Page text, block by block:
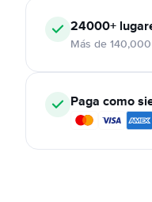
24000+
Más de
Paga como